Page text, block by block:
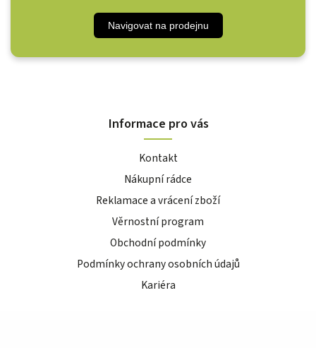
Navigovat na prodejnu
Informace pro vás
Kontakt
Nákupní rádce
Reklamace a vrácení zboží
Věrnostní program
Obchodní podmínky
Podmínky ochrany osobních údajů
Kariéra